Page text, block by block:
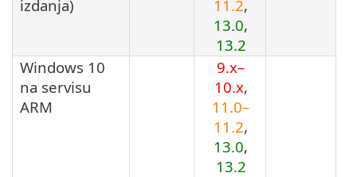
izdanja) 11.2,
13.0,
13.2
Windows 10
na servisu
ARM
9.x–
10.x,
11.0–
11.2,
13.0,
13.2